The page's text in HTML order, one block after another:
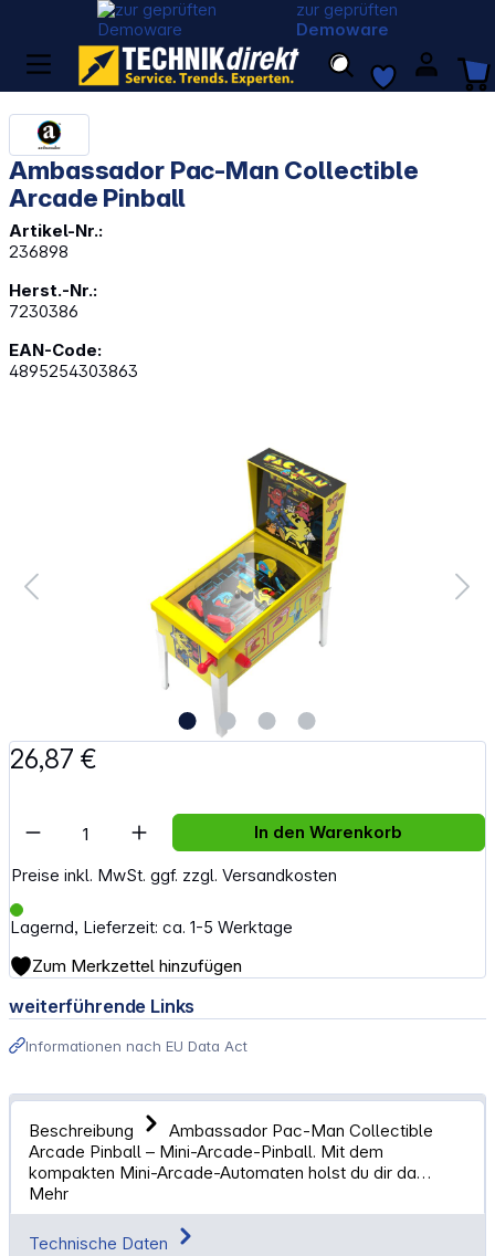
zur geprüften
Demoware
Ambassador Pac-Man Collectible
Arcade Pinball
Artikel-Nr.:
236898
Herst.-Nr.:
7230386
EAN-Code:
4895254303863
26,87 €
Preise inkl. MwSt. ggf. zzgl. Versandkosten
Lagernd, Lieferzeit: ca. 1-5 Werktage
Artikel Anzahl: Gib den gewünschten
In den Warenkorb
Zum Merkzettel hinzufügen
weiterführende Links
Informationen nach EU Data Act
Beschreibung
Ambassador Pac-Man Collectible
Arcade Pinball – Mini-Arcade-Pinball. Mit dem
kompakten Mini-Arcade-Automaten holst du dir da…
Mehr
Technische Daten